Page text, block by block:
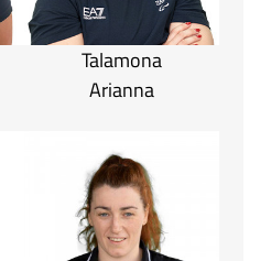
Talamona
Arianna